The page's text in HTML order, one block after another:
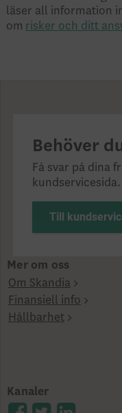
läser all information
om risker och ditt
Behöver
Få svar på dina
kundservicesida.
Till
Mer om oss
Om Skandia
Finansiell info
Hållbarhet
Kanaler